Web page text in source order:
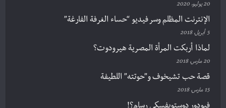
20 يوليو، 2020
الإنترنت المظلم وسر فيديو “حساء الغرفة الفارغة”
5 أبريل، 2018
لماذا أربكت المرأة المصرية هيرودوت؟
20 مارس، 2018
قصة حب تشيخوف و”حوتته” اللطيفة
15 مارس، 2018